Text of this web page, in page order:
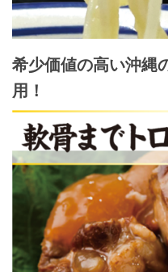
希少価値の高い沖縄
用！